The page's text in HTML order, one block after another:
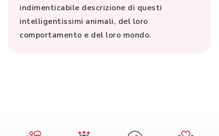
indimenticabile descrizione di questi
intelligentissimi animali, del loro
comportamento e del loro mondo.